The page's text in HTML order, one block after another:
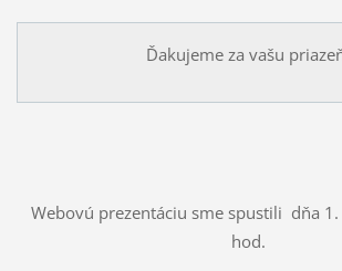
Ďakujeme za vašu
Webovú prezentáciu sme spustili dňa
hod.